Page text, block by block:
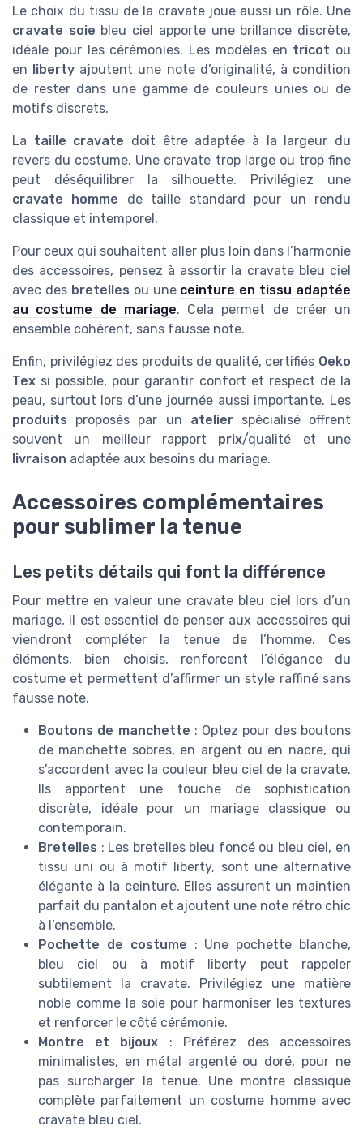
Le choix du tissu de la cravate joue aussi un rôle. Une
cravate soie bleu ciel apporte une brillance discrète,
idéale pour les cérémonies. Les modèles en tricot ou
en liberty ajoutent une note d’originalité, à condition
de rester dans une gamme de couleurs unies ou de
motifs discrets.
La taille cravate doit être adaptée à la largeur du
revers du costume. Une cravate trop large ou trop fine
peut déséquilibrer la silhouette. Privilégiez une
cravate homme de taille standard pour un rendu
classique et intemporel.
Pour ceux qui souhaitent aller plus loin dans l’harmonie
des accessoires, pensez à assortir la cravate bleu ciel
avec des bretelles ou une ceinture en tissu adaptée
au costume de mariage. Cela permet de créer un
ensemble cohérent, sans fausse note.
Enfin, privilégiez des produits de qualité, certifiés Oeko
Tex si possible, pour garantir confort et respect de la
peau, surtout lors d’une journée aussi importante. Les
produits proposés par un atelierspécialisé offrent
souvent un meilleur rapport prix/qualité et une
livraison adaptée aux besoins du mariage.
Accessoires complémentaires
pour sublimer la tenue
Les petits détails qui font la différence
Pour mettre en valeur une cravate bleu ciel lors d’un
mariage, il est essentiel de penser aux accessoires qui
viendront compléter la tenue de l’homme. Ces
éléments, bien choisis, renforcent l’élégance du
costume et permettent d’affirmer un style raffiné sans
fausse note.
Boutons de manchette : Optez pour des boutons
de manchette sobres, en argent ou en nacre, qui
s’accordent avec la couleur bleu ciel de la cravate.
Ils apportent une touche de sophistication
discrète, idéale pour un mariage classique ou
contemporain.
Bretelles : Les bretelles bleu foncé ou bleu ciel, en
tissu uni ou à motif liberty, sont une alternative
élégante à la ceinture. Elles assurent un maintien
parfait du pantalon et ajoutent une note rétro chic
à l’ensemble.
Pochette de costume : Une pochette blanche,
bleu ciel ou à motif liberty peut rappeler
subtilement la cravate. Privilégiez une matière
noble comme la soie pour harmoniser les textures
et renforcer le côté cérémonie.
Montre et bijoux : Préférez des accessoires
minimalistes, en métal argenté ou doré, pour ne
pas surcharger la tenue. Une montre classique
complète parfaitement un costume homme avec
cravate bleu ciel.